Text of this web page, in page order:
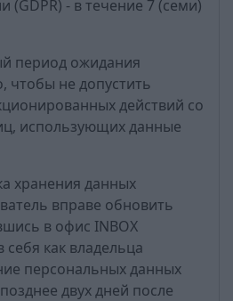
- в течение 7 (семи)
период ожидания
чтобы не допустить
действий со
использующих данные
хранения данных
вправе обновить
в офис INBOX
как владельца
персональных данных
двух дней после